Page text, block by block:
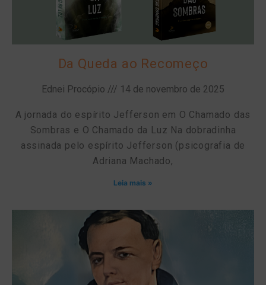
Da Queda ao Recomeço
Ednei Procópio 14 de novembro de 2025
A jornada do espírito Jefferson em O Chamado das
Sombras e O Chamado da Luz Na dobradinha
assinada pelo espírito Jefferson (psicografia de
Adriana Machado,
Leia mais »